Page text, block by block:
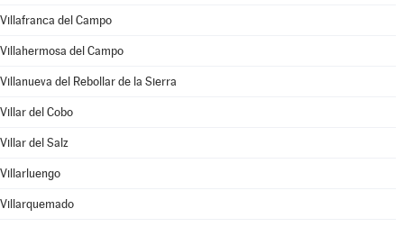
Villafranca del Campo
Villahermosa del Campo
Villanueva del Rebollar de la Sierra
Villar del Cobo
Villar del Salz
Villarluengo
Villarquemado